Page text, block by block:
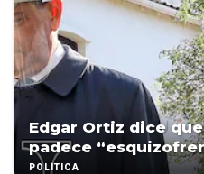
Edgar Ortiz dice
padece
POLÍTICA